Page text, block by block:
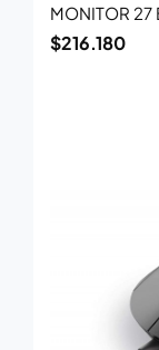
MONITOR 27
$216.180